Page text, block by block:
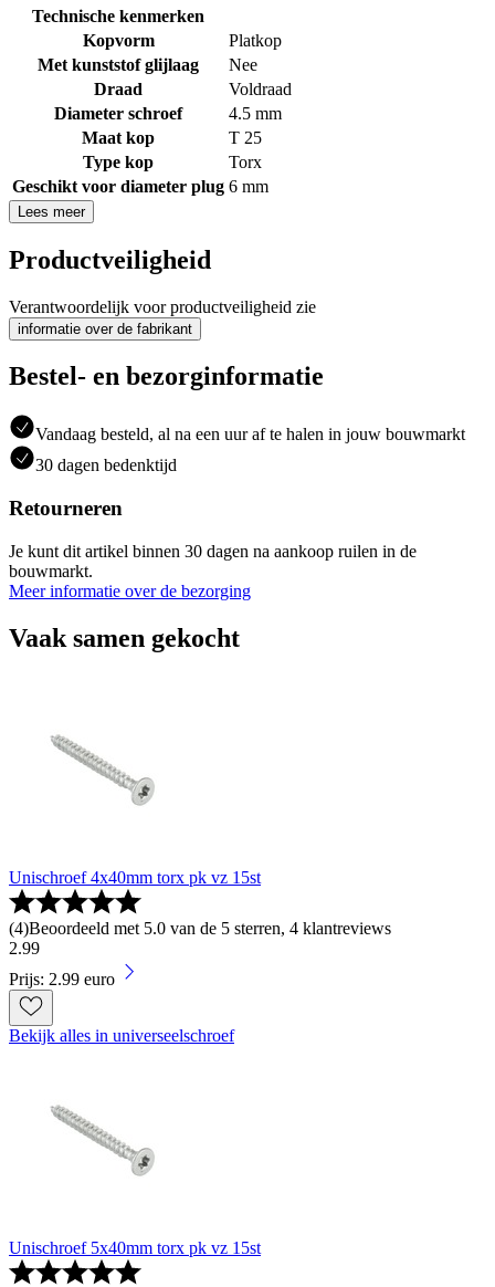
Technische kenmerken
Kopvorm
Platkop
Met kunststof glijlaag
Nee
Draad
Voldraad
Diameter schroef
4.5 mm
Maat kop
T 25
Type kop
Torx
Geschikt voor diameter plug 6 mm
Lees meer
Productveiligheid
Verantwoordelijk voor productveiligheid zie
informatie over de fabrikant
Bestel- en bezorginformatie
Vandaag besteld, al na een uur af te halen in jouw bouwmarkt
30 dagen bedenktijd
Retourneren
Je kunt dit artikel binnen 30 dagen na aankoop ruilen in de
bouwmarkt.
Meer informatie over de bezorging
Vaak samen gekocht
Unischroef 4x40mm torx pk vz 15st
(4)Beoordeeld met 5.0 van de 5 sterren, 4 klantreviews
2.99
Prijs: 2.99 euro
Bekijk alles in universeelschroef
Unischroef 5x40mm torx pk vz 15st